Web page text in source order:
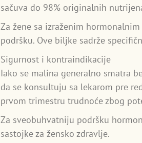
sačuva do 98% originalnih
Za žene sa izraženim
podršku. Ove biljke sadrže
Sigurnost i kontraindikacije
Iako se malina generalno smatra
da se konsultuju sa lekarom pre
prvom trimestru trudnoće zbog
Za sveobuhvatniju podršku
sastojke za žensko zdravlje.